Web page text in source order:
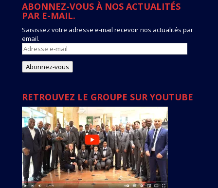
ABONNEZ-VOUS À NOS ACTUALITÉS
PAR E-MAIL.
Saisissez votre adresse e-mail recevoir nos actualités par
email.
Adresse
e-
mail
Abonnez-vous
RETROUVEZ LE GROUPE SUR YOUTUBE